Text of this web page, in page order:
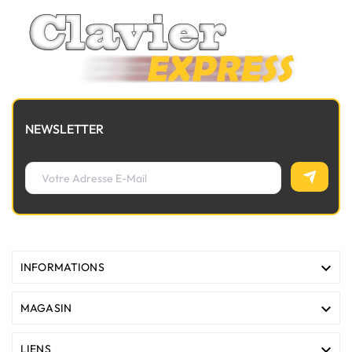
NEWSLETTER
INFORMATIONS 
MAGASIN 
LIENS